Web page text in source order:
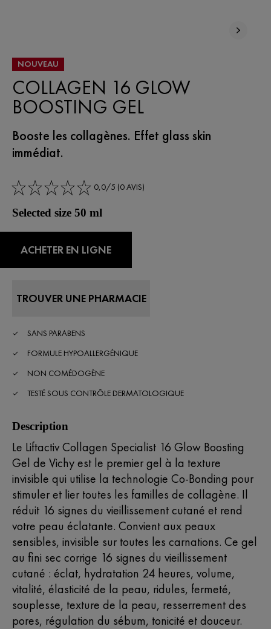
NOUVEAU
COLLAGEN 16 GLOW
BOOSTING GEL
Booste les collagènes. Effet glass skin
immédiat.
0,0/5 (0 AVIS)
Selected size 50 ml
ACHETER EN LIGNE
TROUVER UNE PHARMACIE
SANS PARABENS
FORMULE HYPOALLERGÉNIQUE
NON COMÉDOGÈNE
TESTÉ SOUS CONTRÔLE DERMATOLOGIQUE
Description
Le Liftactiv Collagen Specialist 16 Glow Boosting
Gel de Vichy est le premier gel à la texture
invisible qui utilise la technologie Co-Bonding pour
stimuler et lier toutes les familles de collagène. Il
réduit 16 signes du vieillissement cutané et rend
votre peau éclatante. Convient aux peaux
sensibles, invisible sur toutes les carnations. Ce gel
au fini sec corrige 16 signes du vieillissement
cutané : éclat, hydratation 24 heures, volume,
vitalité, élasticité de la peau, ridules, fermeté,
souplesse, texture de la peau, resserrement des
pores, régulation du sébum, tonicité et douceur.